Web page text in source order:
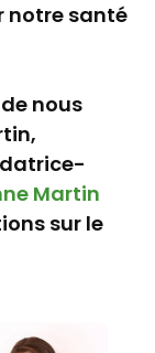
notre santé
nous
Martin
sur le